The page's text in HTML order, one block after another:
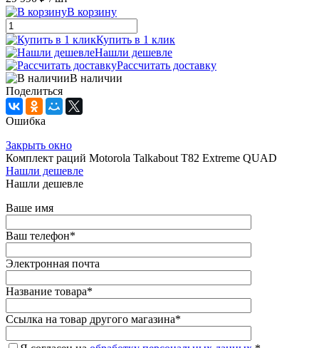
В корзину
Купить в 1 клик
Нашли дешевле
Рассчитать доставку
В наличии
Поделиться
Ошибка
Закрыть окно
Комплект раций Motorola Talkabout T82 Extreme QUAD
Нашли дешевле
Нашли дешевле
Ваше имя
Ваш телефон*
Электронная почта
Название товара*
Ссылка на товар другого магазина*